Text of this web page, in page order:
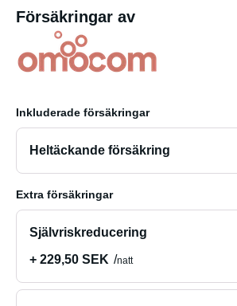
Försäkringar av
Inkluderade försäkringar
Heltäckande försäkring
Extra försäkringar
Självriskreducering
+ 229,50 SEK
natt